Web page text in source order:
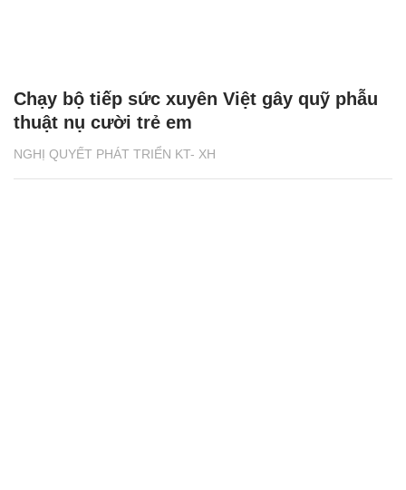
NGHỊ QUYẾT PHÁT TRIỂN KT- XH
Chạy bộ tiếp sức xuyên Việt gây quỹ phẫu
thuật nụ cười trẻ em